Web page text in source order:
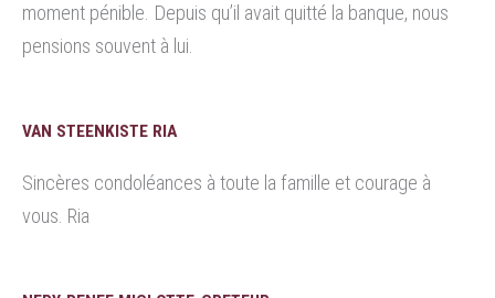
moment pénible. Depuis qu’il avait quitté la banque, nous
pensions souvent à lui.
VAN STEENKISTE RIA
Sincères condoléances à toute la famille et courage à
vous. Ria